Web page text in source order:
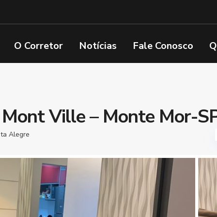
O Corretor Notícias Fale Conosco
Ville – Monte Mor-
Alegre